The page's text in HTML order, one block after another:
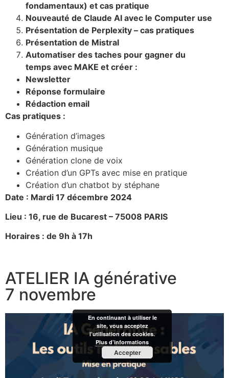
fondamentaux) et cas pratique
Nouveauté de Claude AI avec le Computer use
Présentation de Perplexity – cas pratiques
Présentation de Mistral
Automatiser des taches pour gagner du
temps avec MAKE et créer :
Newsletter
Réponse formulaire
Rédaction email
Cas pratiques :
Génération d’images
Génération musique
Génération clone de voix
Création d’un GPTs avec mise en pratique
Création d’un chatbot by stéphane
Date : Mardi 17 décembre 2024
Lieu : 16, rue de Bucarest – 75008 PARIS
Horaires : de 9h à 17h
ATELIER IA générative
7 novembre
En continuant à utiliser le
site, vous acceptez
l’utilisation des cookies.
Plus d’informations
Accepter